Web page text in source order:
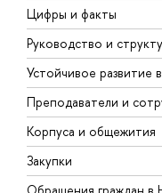
Цифры и факты
Руководство и
Устойчивое
Преподаватели и
Корпуса и общежития
Закупки